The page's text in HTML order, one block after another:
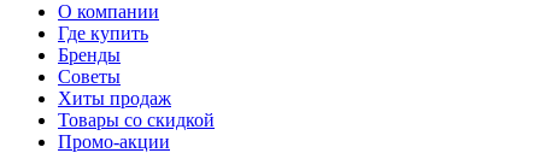
О компании
Где купить
Бренды
Советы
Хиты продаж
Товары со скидкой
Промо-акции